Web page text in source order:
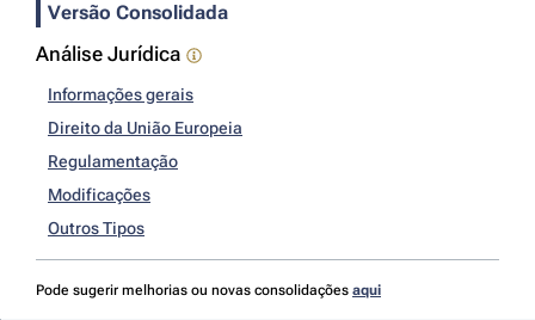
Versão Consolidada
Análise Jurídica
Informações gerais
Direito da União Europeia
Regulamentação
Modificações
Outros Tipos
Pode sugerir melhorias ou novas consolidações aqui